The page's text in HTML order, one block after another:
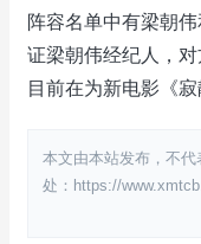
阵容名单中有梁朝
证梁朝伟经纪人，
目前在为新电影《
本文由本站发布，不
处：https://